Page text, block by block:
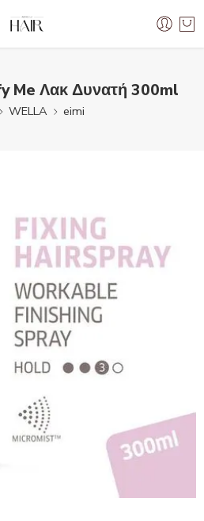
Me Λακ Δυνατή 300ml
WELLA eimi